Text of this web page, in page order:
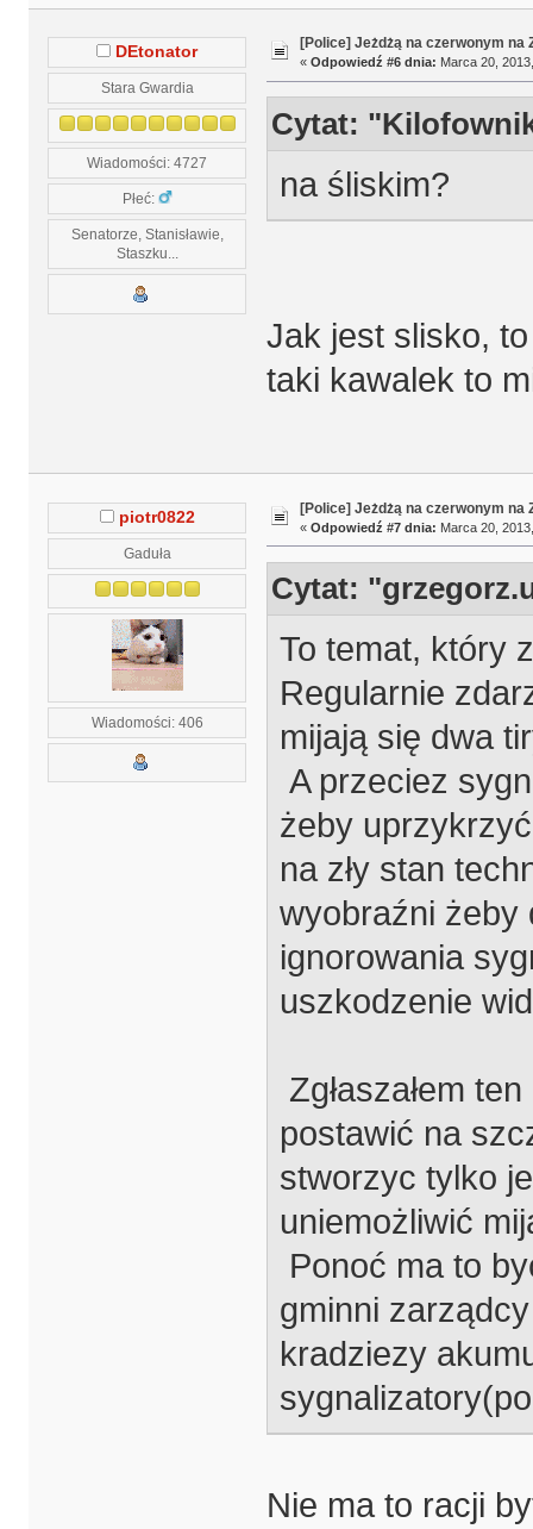
DEtonator
Stara Gwardia
Wiadomości: 4727
Płeć:
Senatorze, Stanisławie,
Staszku...
[Police] Jeżdżą na czerwonym na
« Odpowiedź #6 dnia: Marca 20,
Cytat:
na śliskim?
Jak jest slisko,
taki kawalek to
piotr0822
Gaduła
Wiadomości: 406
[Police] Jeżdżą na czerwonym na
« Odpowiedź #7 dnia: Marca 20,
Cytat:
To temat, który
Regularnie
mijają się dwa
A przeciez
żeby
na zły stan
wyobraźni żeby
ignorowania
uszkodzenie
Zgłaszałem
postawić na
stworzyc tylko
uniemożliwić
Ponoć ma to
gminni
kradziezy
Nie ma to racji